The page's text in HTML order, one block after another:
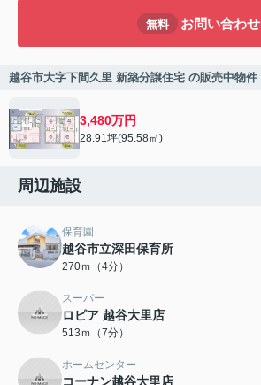
無料 お問い合わせ
越谷市大字下間久里 新築分譲住宅 の販売中物件
3,480万円
28.91坪(95.58㎡)
周辺施設
保育園
越谷市立深田保育所
270ｍ（4分）
スーパー
ロピア 越谷大里店
513ｍ（7分）
ホームセンター
コーナン越谷大里店